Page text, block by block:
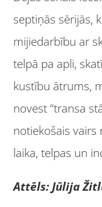
septiņās sērijās,
mijiedarbību ar
telpā pa apli,
kustību ātrums,
novest “transa
notiekošais vairs
laika, telpas un
Attēls: Jūlija